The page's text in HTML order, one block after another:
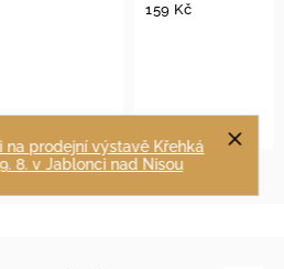
na prodejní výstavě Křehká
8. v Jablonci nad Nisou
Do košíku Do